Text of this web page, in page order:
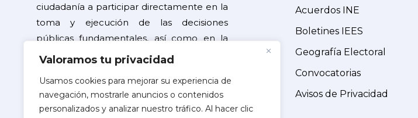
Valoramos tu privacidad
Usamos cookies para mejorar su experiencia de
navegación, mostrarle anuncios o contenidos
personalizados y analizar nuestro tráfico. Al hacer clic
ciudadanía a participar directamente en la
toma y ejecución de las decisiones
públicas fundamentales, así como en la
resolución de problemas de interés
©2026 Copyright
Instituto Electoral del Estado de Sinaloa
Acuerdos INE
Boletines IEES
Geografía Electoral
Convocatorias
Avisos de Privacidad